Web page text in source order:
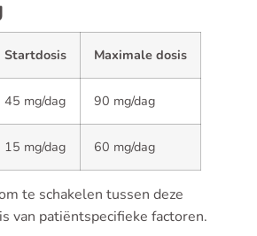
Startdosis Maximale dosis
45 mg/dag 90 mg/dag
15 mg/dag 60 mg/dag
te schakelen tussen deze
van patiëntspecifieke factoren.